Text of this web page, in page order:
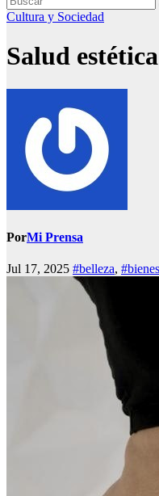
Cultura y Sociedad
Salud
PorMi Prensa
Jul 17, 2025 #belleza,